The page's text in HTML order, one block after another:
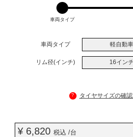
車両タイプ
車両タイプ 軽自動車
リム径(インチ) 16インチ
? タイヤサイズの確
¥ 6,820 税込 /台